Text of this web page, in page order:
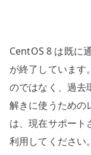
CentOS 8 は既に
が終了しています
のではなく、過去
解きに使うための
は、現在サポート
利用してください。